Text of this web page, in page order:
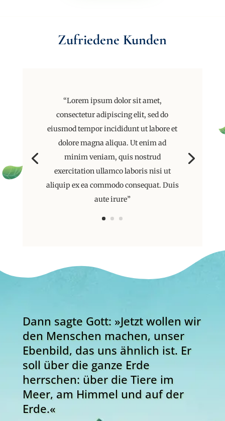
Zufriedene Kunden
“Lorem ipsum dolor sit amet,
consectetur adipiscing elit, sed do
eiusmod tempor incididunt ut labore et
dolore magna aliqua. Ut enim ad
minim veniam, quis nostrud
exercitation ullamco laboris nisi ut
aliquip ex ea commodo consequat. Duis
aute irure”
Dann sagte Gott: »Jetzt wollen wir
den Menschen machen, unser
Ebenbild, das uns ähnlich ist. Er
soll über die ganze Erde
herrschen: über die Tiere im
Meer, am Himmel und auf der
Erde.«